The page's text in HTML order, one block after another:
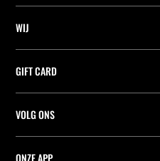
Leveringspunt zoeken
Retournering als gast
Leveringspunt zoeken
WIJ
Zoek een winkel
Werk bij Stradivarius
GIFT CARD
Saldo Opvragen
VOLG ONS